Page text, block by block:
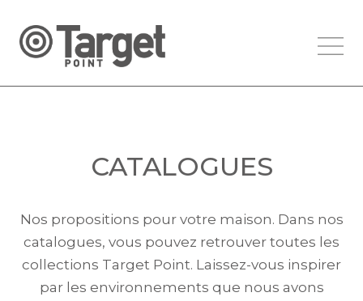
CATALOGUES
Nos propositions pour votre maison. Dans nos
catalogues, vous pouvez retrouver toutes les
collections Target Point. Laissez-vous inspirer
par les environnements que nous avons